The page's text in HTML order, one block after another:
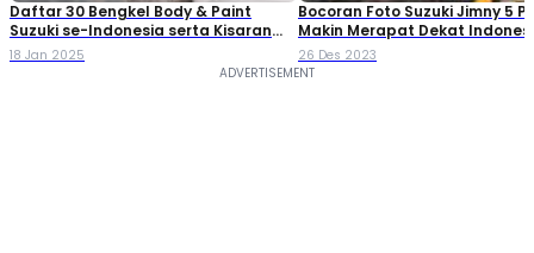
Daftar 30 Bengkel Body & Paint
Suzuki se-Indonesia serta Kisaran
Biaya Pengecatan
18 Jan 2025
Bocoran Foto Suzuki Jimny 5
Makin Merapat Dekat
26 Des 2023